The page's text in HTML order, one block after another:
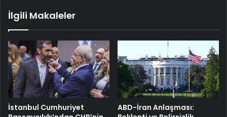
İlgili Makaleler
İstanbul Cumhuriyet
ABD-İran Anlaşması: